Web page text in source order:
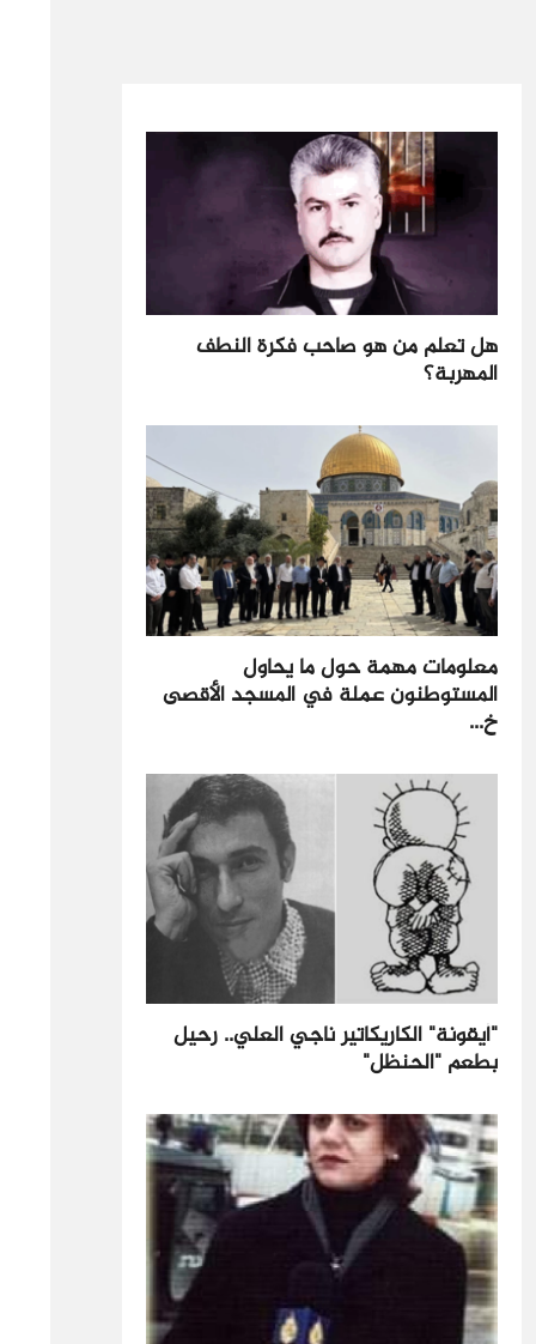
هل تعلم من هو صاحب فكرة النطف
المهربة؟
معلومات مهمة حول ما يحاول
المستوطنون عملة في المسجد الأقصى
خ...
"أيقونة" الكاريكاتير ناجي العلي.. رحيل
بطعم "الحنظل"